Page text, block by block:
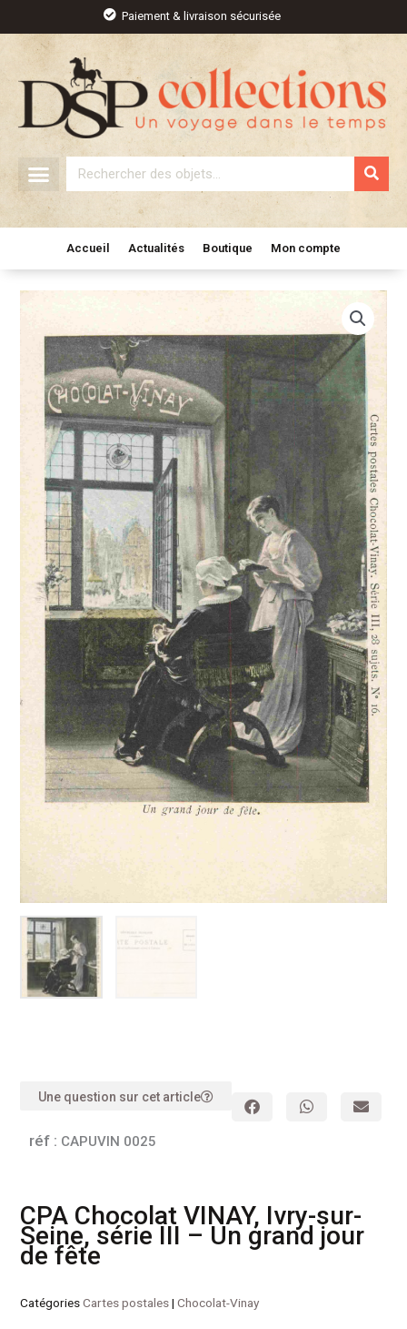
contenu
Paiement & livraison sécurisée
Rechercher
Accueil Actualités Boutique Mon compte
Une question sur cet article
réf : CAPUVIN 0025
CPA Chocolat VINAY, Ivry-sur-
Seine, série III – Un grand jour
de fête
CatégoriesCartes postales|Chocolat-Vinay